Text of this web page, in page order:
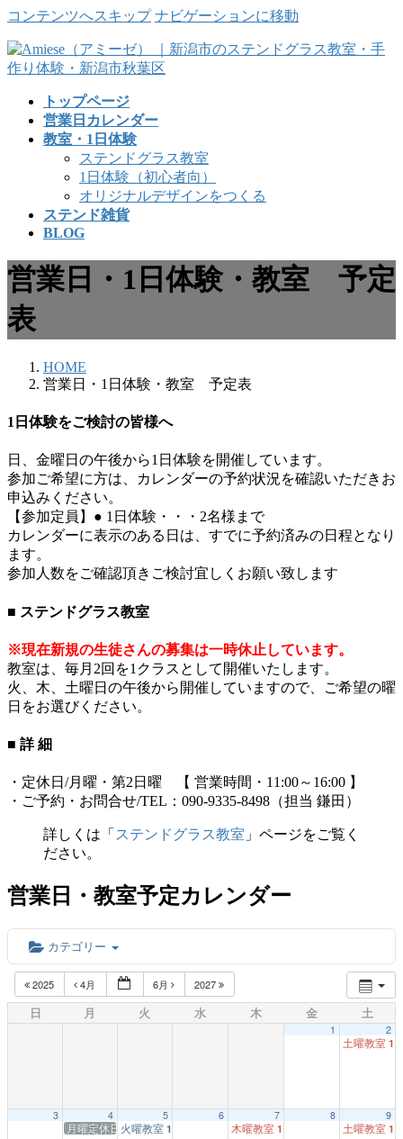
コンテンツへスキップ ナビゲーションに移動
トップページ
営業日カレンダー
教室・1日体験
ステンドグラス教室
1日体験（初心者向）
オリジナルデザインをつくる
ステンド雑貨
BLOG
営業日・1日体験・教室 予定
表
HOME
営業日・1日体験・教室 予定表
1日体験をご検討の皆様へ
日、金曜日の午後から1日体験を開催しています。
参加ご希望に方は、カレンダーの予約状況を確認いただきお
申込みください。
【参加定員】● 1日体験・・・2名様まで
カレンダーに表示のある日は、すでに予約済みの日程となり
ます。
参加人数をご確認頂きご検討宜しくお願い致します
■ ステンドグラス教室
※現在新規の生徒さんの募集は一時休止しています。
教室は、毎月2回を1クラスとして開催いたします。
火、木、土曜日の午後から開催していますので、ご希望の曜
日をお選びください。
■ 詳 細
・定休日/月曜・第2日曜 【 営業時間・11:00～16:00 】
・ご予約・お問合せ/TEL：090-9335-8498（担当 鎌田）
詳しくは「 ステンドグラス教室 」ページをご覧く
ださい。
営業日・教室予定カレンダー
カテゴリー
2025 4月 6月 2027
日 月 火 水 木 金 土
1 2
土曜教室
3 4
月曜定休日
5
火曜教室 1:00 PM
6 7
木曜教室 1:00 PM
8 9
土曜教室